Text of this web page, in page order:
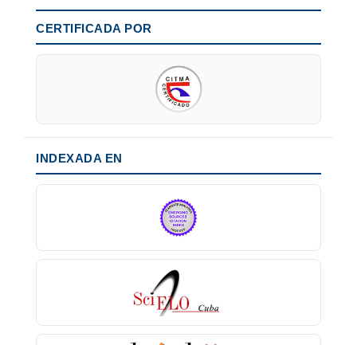
CERTIFICADA POR
INDEXADA EN